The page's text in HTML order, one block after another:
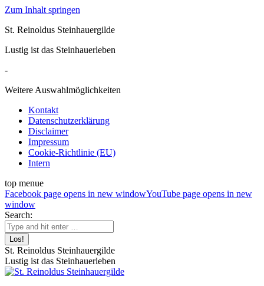
Zum Inhalt springen
St. Reinoldus Steinhauergilde
Lustig ist das Steinhauerleben
-
Weitere Auswahlmöglichkeiten
Kontakt
Datenschutzerklärung
Disclaimer
Impressum
Cookie-Richtlinie (EU)
Intern
top menue
Facebook page opens in new windowYouTube page opens in new
window
Search:
St. Reinoldus Steinhauergilde
Lustig ist das Steinhauerleben